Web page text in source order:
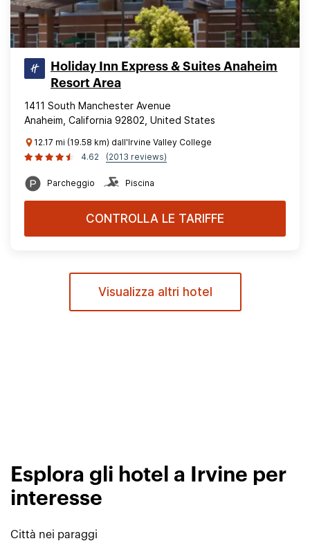
Holiday Inn Express & Suites Anaheim
Resort Area
1411 South Manchester Avenue
Anaheim, California 92802, United States
12.17 mi (19.58 km) dall'Irvine Valley College
4.62
(2013 reviews)
Parcheggio Piscina
CONTROLLA LE TARIFFE
Visualizza altri hotel
Esplora gli hotel a Irvine per
interesse
Città nei paraggi